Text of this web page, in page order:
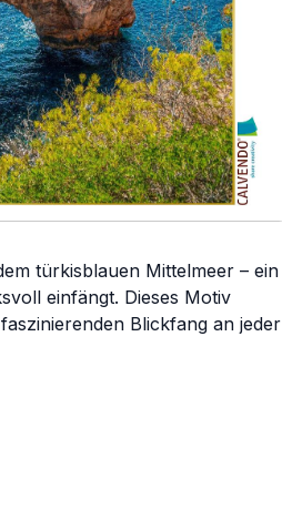
türkisblauen Mittelmeer – ein
einfängt. Dieses Motiv
Blickfang an jeder